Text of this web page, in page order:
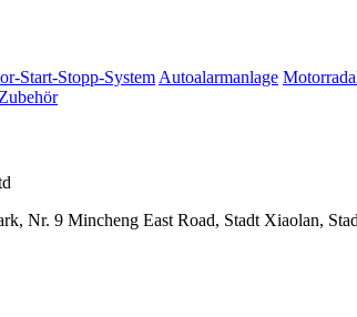
Start-Stopp-System Autoalarmanlage
Zubehör
Nr. 9 Mincheng East Road, Stadt Xiaolan,